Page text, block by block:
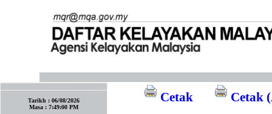
Tarikh : 06/08/2026
Masa : 7:49:00 PM
Cetak
Cetak